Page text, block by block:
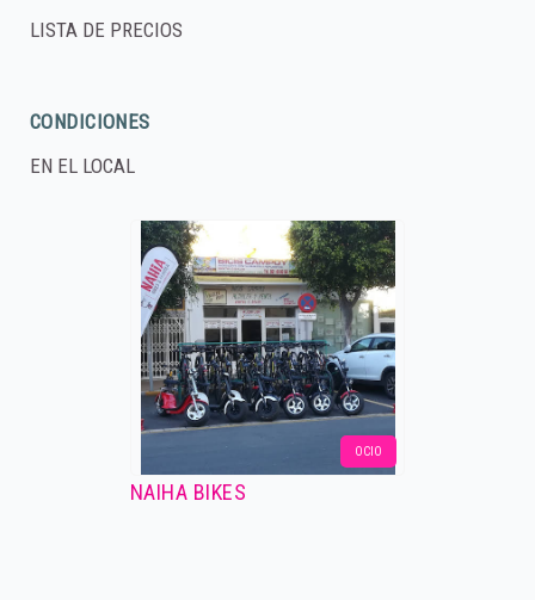
LISTA DE PRECIOS
CONDICIONES
EN EL LOCAL
OCIO
NAIHA BIKES